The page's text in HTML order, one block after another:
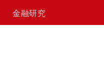
金融研究